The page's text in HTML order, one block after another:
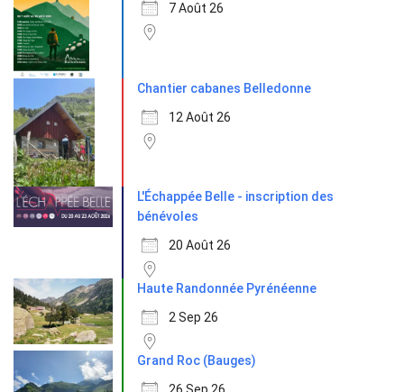
7 Août 26
Chantier cabanes Belledonne
12 Août 26
L'Échappée Belle - inscription des
bénévoles
20 Août 26
Haute Randonnée Pyrénéenne
2 Sep 26
Grand Roc (Bauges)